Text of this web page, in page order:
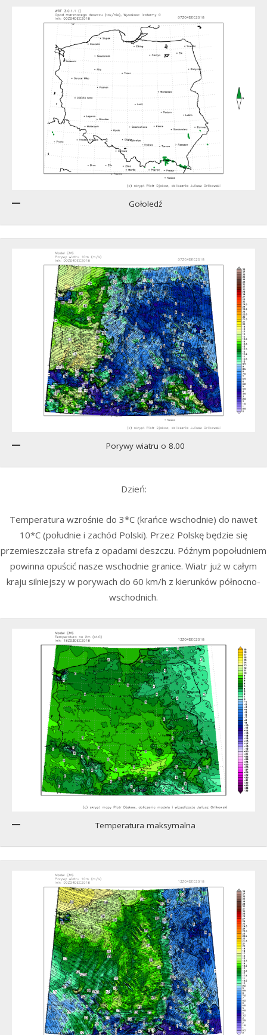
Gołoledź
Porywy wiatru o 8.00
Dzień:
Temperatura wzrośnie do 3*C (krańce wschodnie) do nawet
10*C (południe i zachód Polski). Przez Polskę będzie się
przemieszczała strefa z opadami deszczu. Późnym popołudniem
powinna opuścić nasze wschodnie granice. Wiatr już w całym
kraju silniejszy w porywach do 60 km/h z kierunków północno-
wschodnich.
Temperatura maksymalna